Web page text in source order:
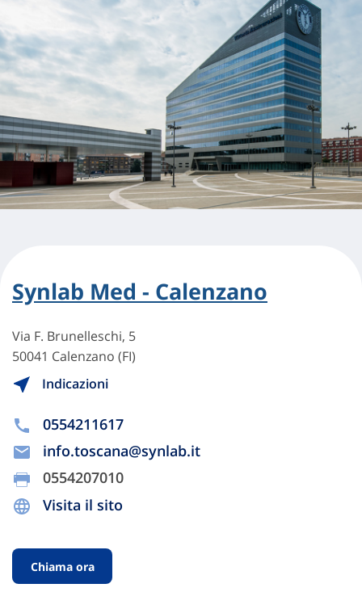
Synlab Med - Calenzano
Via F. Brunelleschi, 5
50041 Calenzano (FI)
Indicazioni
0554211617
info.toscana@synlab.it
0554207010
Visita il sito
Chiama ora